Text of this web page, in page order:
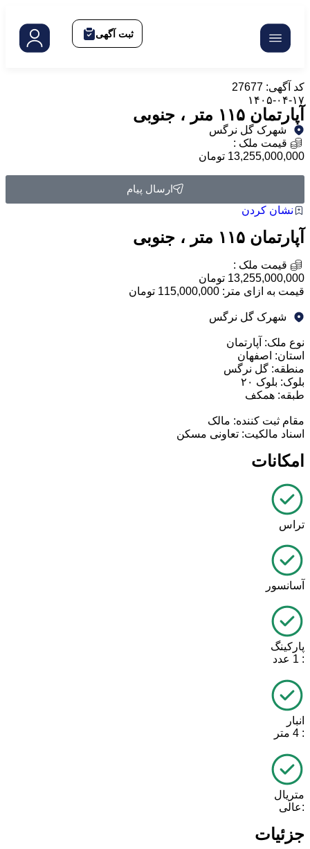
ثبت آگهی
کد آگهی: 27677
۱۴۰۵-۰۴-۱۷
آپارتمان ۱۱۵ متر ، جنوبی
شهرک گل نرگس
قیمت ملک :
13,255,000,000 تومان
ارسال پیام
نشان کردن
آپارتمان ۱۱۵ متر ، جنوبی
قیمت ملک :
13,255,000,000 تومان
قیمت به ازای متر: 115,000,000 تومان
شهرک گل نرگس
نوع ملک: آپارتمان
استان: اصفهان
منطقه: گل نرگس
بلوک: بلوک ۲۰
طبقه: همکف
مقام ثبت کننده: مالک
اسناد مالکیت: تعاونی مسکن
امکانات
تراس
آسانسور
پارکینگ
: 1 عدد
انبار
: 4 متر
متریال
:عالی
جزئیات